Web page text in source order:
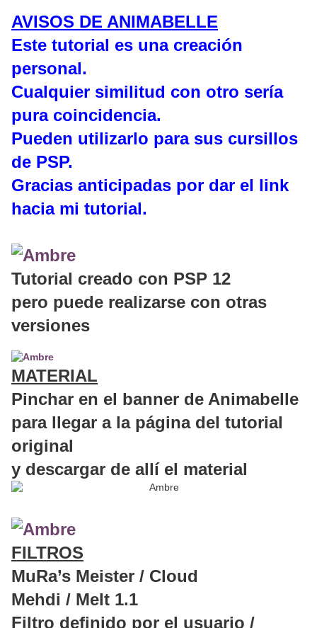
AVISOS DE ANIMABELLE
Este tutorial es una creación
personal.
Cualquier similitud con otro sería
pura coincidencia.
Pueden utilizarlo para sus cursillos
de PSP.
Gracias anticipadas por dar el link
hacia mi tutorial.
Tutorial creado con PSP 12
pero puede realizarse con otras
versiones
MATERIAL
Pinchar en el banner de Animabelle
para llegar a la página del tutorial
original
y descargar de allí el material
FILTROS
MuRa’s Meister / Cloud
Mehdi / Melt 1.1
Filtro definido por el usuario /